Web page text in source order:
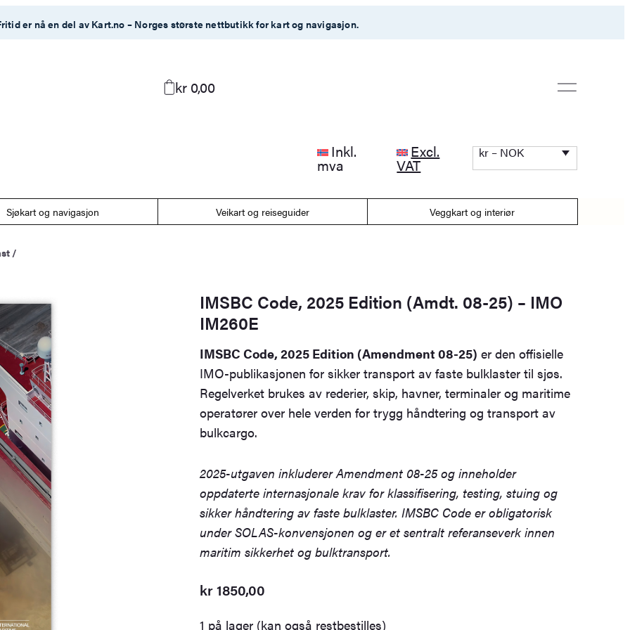
er nå en del av Kart.no – Norges største nettbutikk for kart og navigasjon.
kr 0,00
Inkl.
mva
Excl.
VAT
kr – NOK
Sjøkart og navigasjon Veikart og reiseguider Veggkart og interiør
/
IMSBC Code, 2025 Edition (Amdt. 08-25) – IMO
IM260E
IMSBC Code, 2025 Edition (Amendment 08-25) er den offisielle
IMO-publikasjonen for sikker transport av faste bulklaster til sjøs.
Regelverket brukes av rederier, skip, havner, terminaler og maritime
operatører over hele verden for trygg håndtering og transport av
bulkcargo.
2025-utgaven inkluderer Amendment 08-25 og inneholder
oppdaterte internasjonale krav for klassifisering, testing, stuing og
sikker håndtering av faste bulklaster. IMSBC Code er obligatorisk
under SOLAS-konvensjonen og er et sentralt referanseverk innen
maritim sikkerhet og bulktransport.
kr1850,00
1 på lager (kan også restbestilles)